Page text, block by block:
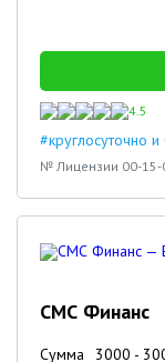
4.5
#круглосуточно
№ Лицензии 00-15-
СМС Финанс
Сумма 3000 -